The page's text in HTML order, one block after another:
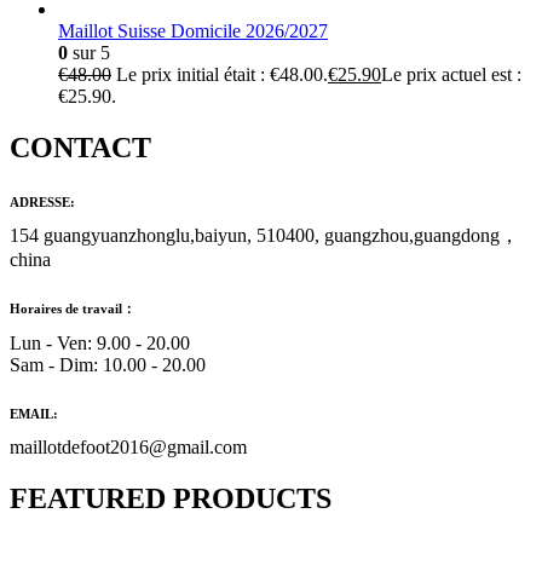
Maillot Suisse Domicile 2026/2027
0 sur 5
€48.00 Le prix initial était : €48.00.€25.90Le prix actuel est :
€25.90.
CONTACT
ADRESSE:
154 guangyuanzhonglu,baiyun, 510400, guangzhou,guangdong，
china
Horaires de travail：
Lun - Ven: 9.00 - 20.00
Sam - Dim: 10.00 - 20.00
EMAIL:
maillotdefoot2016@gmail.com
FEATURED PRODUCTS